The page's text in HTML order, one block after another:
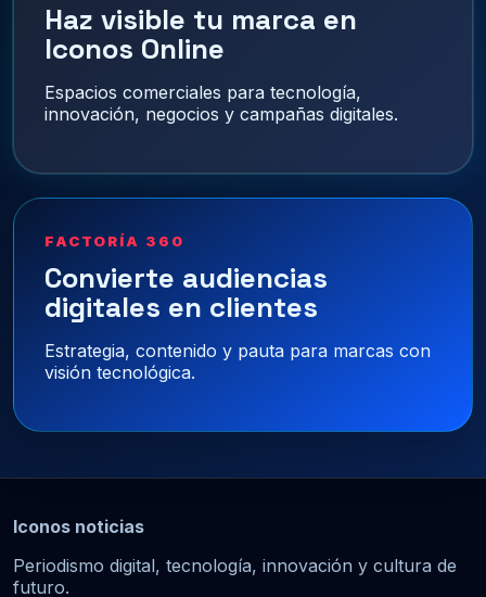
Haz visible tu marca en
Iconos Online
Espacios comerciales para tecnología,
innovación, negocios y campañas digitales.
FACTORÍA 360
Convierte audiencias
digitales en clientes
Estrategia, contenido y pauta para marcas con
visión tecnológica.
Iconos noticias
Periodismo digital, tecnología, innovación y cultura de
futuro.